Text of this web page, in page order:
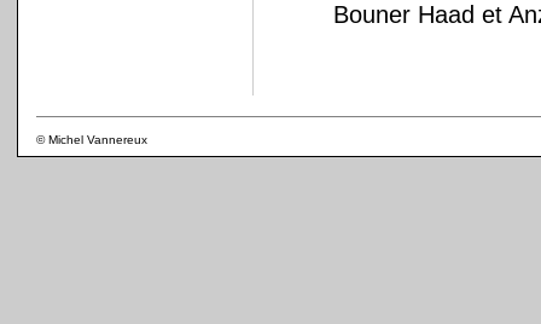
Bouner Haad et
© Michel Vannereux